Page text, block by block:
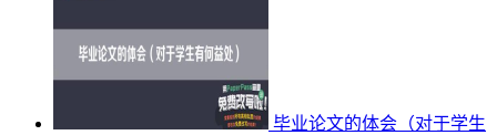
毕业论文的体会（对于学生